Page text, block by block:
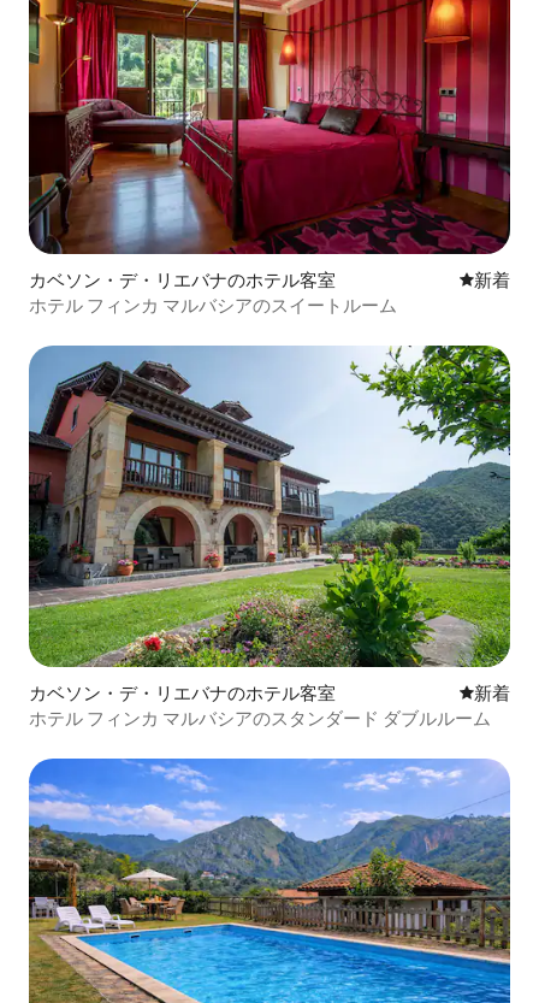
カベソン・デ・リエバナのホテル客室 新しい宿
新着
ホテル フィンカ マルバシアのスイートルーム
カベソン・デ・リエバナのホテル客室 新しい宿
新着
ホテル フィンカ マルバシアのスタンダード ダブルルーム